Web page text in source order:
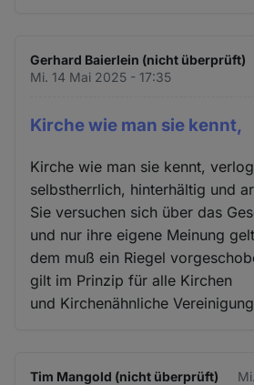
Gerhard Baierlein (nicht überprüft)
Mi. 14 Mai 2025 - 17:35
Kirche wie man sie kennt,
Kirche wie man sie kennt,
selbstherrlich, hinterhältig und
Sie versuchen sich über das
und nur ihre eigene Meinung
dem muß ein Riegel
gilt im Prinzip für alle Kirchen
und Kirchenähnliche
Tim Mangold (nicht überprüft)